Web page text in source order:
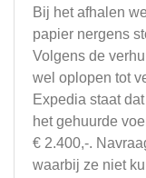
Bij het afhalen
papier nergens
Volgens de
wel oplopen tot
Expedia staat
het gehuurde
€ 2.400,-.
waarbij ze niet